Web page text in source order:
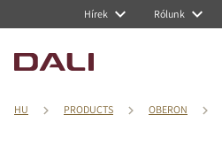
Hírek Rólunk
HU PRODUCTS OBERON